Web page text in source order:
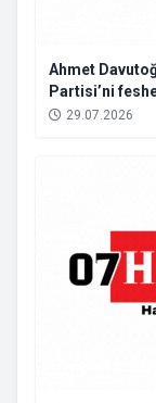
Ahmet
Partisi’ni
29.07.2026